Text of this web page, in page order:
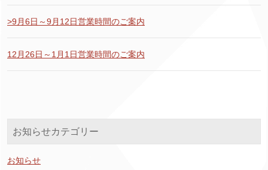
>9月6日～9月12日営業時間のご案内
12月26日～1月1日営業時間のご案内
お知らせカテゴリー
お知らせ